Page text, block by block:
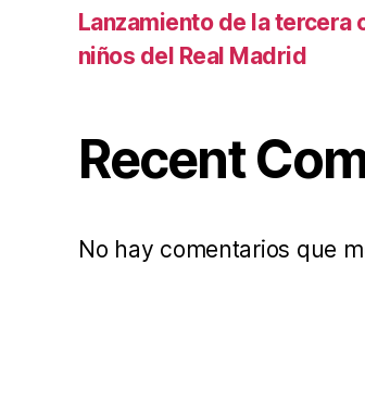
Lanzamiento de la
niños del Real Madrid
Recent
No hay comentarios que